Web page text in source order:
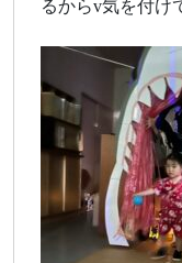
るからv気を付け